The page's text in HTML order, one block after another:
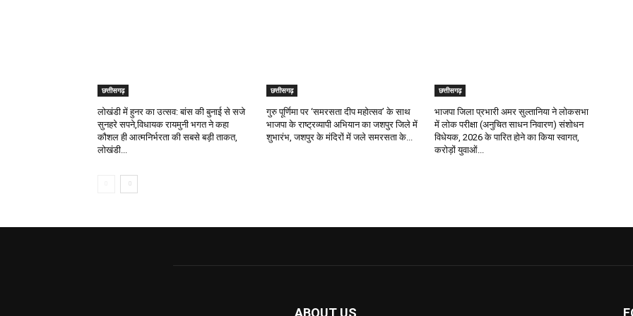
छत्तीसगढ़
लोखंडी में हुनर का उत्सव: बांस की बुनाई से सजे
सुनहरे सपने,विधायक रायमुनी भगत ने कहा
कौशल ही आत्मनिर्भरता की सबसे बड़ी ताकत,
लोखंडी...
छत्तीसगढ़
गुरु पूर्णिमा पर ‘समरसता दीप महोत्सव’ के साथ
भाजपा के राष्ट्रव्यापी अभियान का जशपुर जिले में
शुभारंभ, जशपुर के मंदिरों में जले समरसता के...
छत्तीसगढ़
भाजपा जिला प्रभारी अमर सुल्तानिया ने लोकसभा
में लोक परीक्षा (अनुचित साधन निवारण) संशोधन
विधेयक, 2026 के पारित होने का किया स्वागत,
करोड़ों युवाओं...
ABOUT US